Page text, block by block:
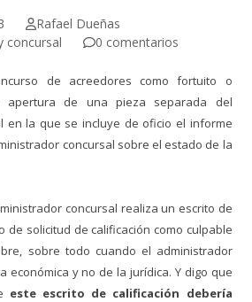
Rafael Dueñas
concursal
0 comentarios
de acreedores como fortuito o
de una pieza separada del
en la que se incluye de oficio el informe
concursal sobre el estado de la
concursal realiza un escrito de
de solicitud de calificación como culpable
sobre todo cuando el administrador
económica y no de la jurídica. Y digo que
este escrito de calificación debería